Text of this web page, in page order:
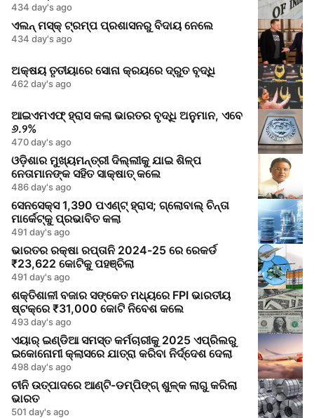
434 day's ago
ଏଲନ୍ ମସ୍କ୍ ଟ୍ରମ୍ପ ପ୍ରଶାସନରୁ ବିଦାୟ ନେଲେ
434 day's ago
ଅକ୍ଷୟ ତୃତୀୟାରେ ସୋନା କ୍ରୟରେ ଦ୍ରୁତ ବୃଦ୍ଧି
462 day's ago
ଆଇଏମଏଫ୍‌ ହ୍ରାସ କଲା ଭାରତର ବୃଦ୍ଧି ଅନୁମାନ, ଏବେ
୬.୨%
470 day's ago
ଓଡ଼ିଶାର ମୁଖ୍ୟମନ୍ତ୍ରୀ ଦିଲ୍ଲୀକୁ ଯାଇ ଶିଳ୍ପ
ନେତାମାନଙ୍କ ସହିତ ସାକ୍ଷାତ୍ କଲେ
486 day's ago
ସେନସେକ୍ସ 1,390 ପଏଣ୍ଟ୍ ହ୍ରାସ; ଗ୍ଲୋବାଲ୍ ଚିନ୍ତା
ମାର୍କେଟ୍କୁ ପ୍ରଭାବିତ କଲା
491 day's ago
ଭାରତର ରକ୍ଷା ରପ୍ତାନି 2024-25 ରେ ରେକର୍ଡ
₹23,622 କୋଟିକୁ ପହଞ୍ଚିଲା
491 day's ago
ଶକ୍ତିଶାଳୀ ବଜାର ସଙ୍କେତ ମଧ୍ୟରେ FPI ଭାରତୀୟ
ଷ୍ଟକ୍‌ରେ ₹31,000 କୋଟି ନିବେଶ କଲେ
493 day's ago
ଏୟାର୍ ଇଣ୍ଡିଆ ସମସ୍ତ କର୍ମଚାରୀକୁ 2025 ଏପ୍ରିଲରୁ
ଇକୋନୋମୀ କ୍ଲାସରେ ଯାତ୍ରା କରିବା ନିର୍ଦ୍ଦେଶ ଦେଲା
498 day's ago
ଚୀନି ଉତ୍ପାଦରେ ଆଣ୍ଟି-ଡମ୍ପିଙ୍ଗ୍ ଶୁଳ୍କ ଲାଗୁ କରିଲା
ଭାରତ
501 day's ago